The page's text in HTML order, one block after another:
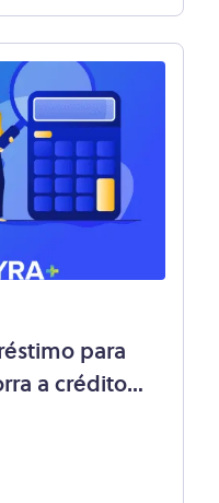
para
a crédito